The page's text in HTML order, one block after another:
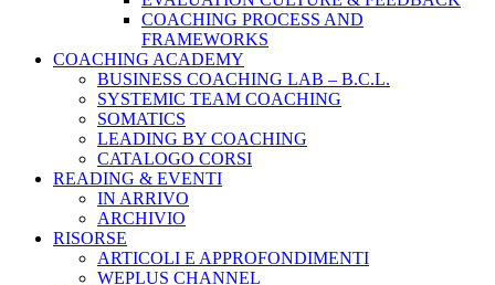
COACHING PROCESS AND
FRAMEWORKS
COACHING ACADEMY
BUSINESS COACHING LAB – B.C.L.
SYSTEMIC TEAM COACHING
SOMATICS
LEADING BY COACHING
CATALOGO CORSI
READING & EVENTI
IN ARRIVO
ARCHIVIO
RISORSE
ARTICOLI E APPROFONDIMENTI
WEPLUS CHANNEL